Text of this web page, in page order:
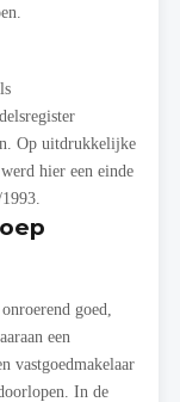
Op uitdrukkelijke
hier een einde
goed,
een
vastgoedmakelaar
In de